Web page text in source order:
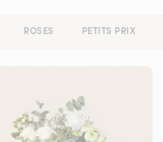
ROSES PETITS PRIX